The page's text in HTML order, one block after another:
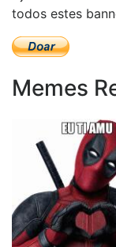
todos estes
Memes